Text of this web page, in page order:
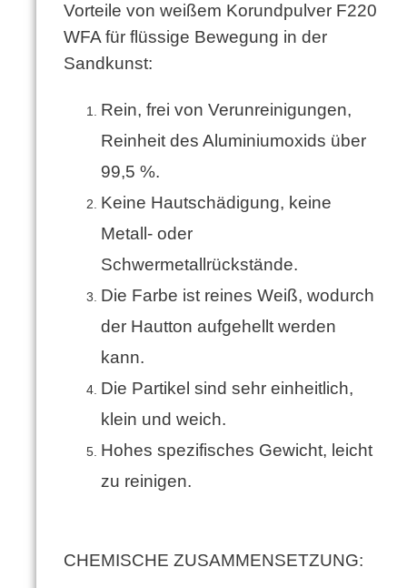
Vorteile von weißem Korundpulver F220
WFA für flüssige Bewegung in der
Sandkunst:
Rein, frei von Verunreinigungen,
Reinheit des Aluminiumoxids über
99,5 %.
Keine Hautschädigung, keine
Metall- oder
Schwermetallrückstände.
Die Farbe ist reines Weiß, wodurch
der Hautton aufgehellt werden
kann.
Die Partikel sind sehr einheitlich,
klein und weich.
Hohes spezifisches Gewicht, leicht
zu reinigen.
CHEMISCHE ZUSAMMENSETZUNG: